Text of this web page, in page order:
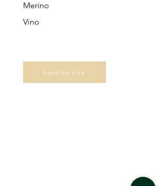
Merino
Vino
Agendar cita